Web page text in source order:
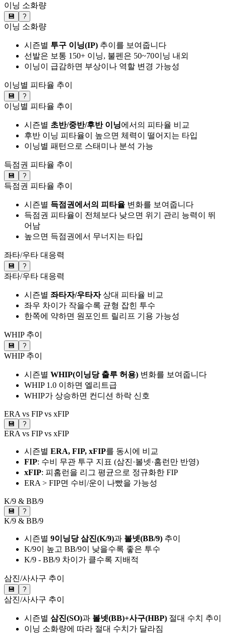
이닝 소화량
💾 ?
이닝 소화량
시즌별 투구 이닝(IP) 추이를 보여줍니다
선발은 보통 150+ 이닝, 불펜은 50~70이닝 내외
이닝이 급감하면 부상이나 역할 변경 가능성
이닝별 피타율 추이
💾 ?
이닝별 피타율 추이
시즌별 초반/중반/후반 이닝에서의 피타율 비교
후반 이닝 피타율이 높으면 체력이 떨어지는 타입
이닝별 패턴으로 스태미나 분석 가능
득점권 피타율 추이
💾 ?
득점권 피타율 추이
시즌별 득점권에서의 피타율 변화를 보여줍니다
득점권 피타율이 전체보다 낮으면 위기 관리 능력이 뛰
어남
높으면 득점권에서 무너지는 타입
좌타/우타 대응력
💾 ?
좌타/우타 대응력
시즌별 좌타자/우타자상대 피타율 비교
좌우 차이가 작을수록 균형 잡힌 투수
한쪽에 약하면 원포인트 릴리프 기용 가능성
WHIP 추이
💾 ?
WHIP 추이
시즌별 WHIP(이닝당 출루 허용) 변화를 보여줍니다
WHIP 1.0 이하면 엘리트급
WHIP가 상승하면 컨디션 하락 신호
ERA vs FIP vs xFIP
💾 ?
ERA vs FIP vs xFIP
시즌별 ERA, FIP, xFIP를 동시에 비교
FIP: 수비 무관 투구 지표 (삼진·볼넷·홈런만 반영)
xFIP: 피홈런을 리그 평균으로 정규화한 FIP
ERA > FIP면 수비/운이 나빴을 가능성
K/9 & BB/9
💾 ?
K/9 & BB/9
시즌별 9이닝당 삼진(K/9)과 볼넷(BB/9) 추이
K/9이 높고 BB/9이 낮을수록 좋은 투수
K/9 - BB/9 차이가 클수록 지배적
삼진/사사구 추이
💾 ?
삼진/사사구 추이
시즌별 삼진(SO)과 볼넷(BB)+사구(HBP) 절대 수치 추이
이닝 소화량에 따라 절대 수치가 달라짐